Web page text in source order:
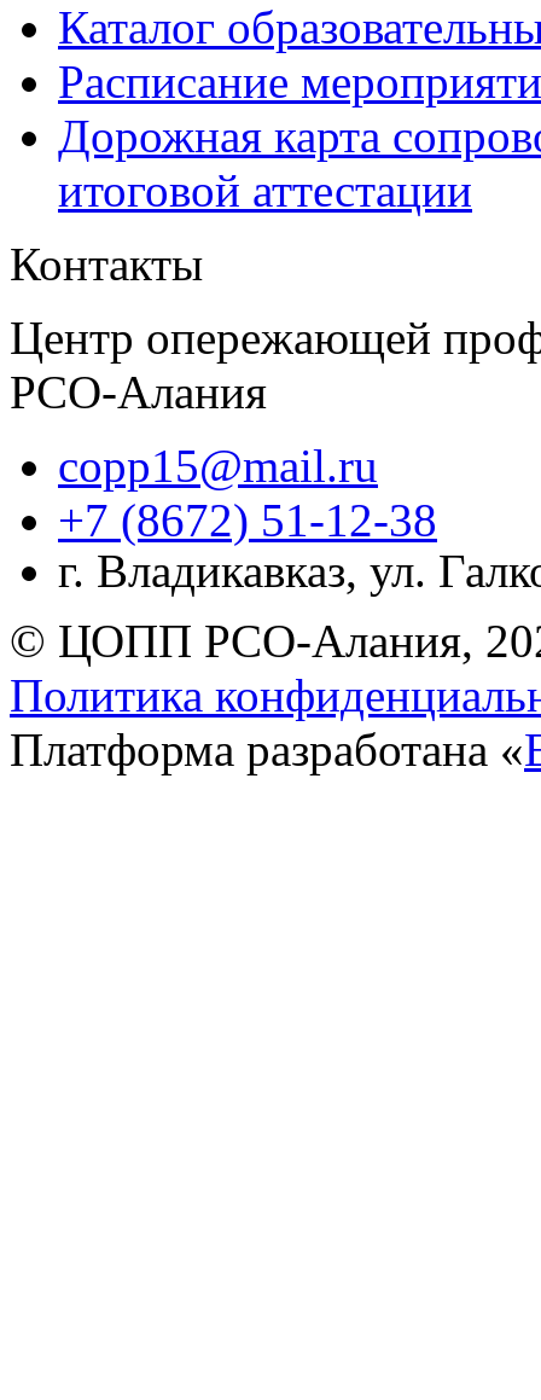
Каталог
Расписание
Дорожная карта
итоговой аттестации
Контакты
Центр опережающей
РСО-Алания
copp15@mail.ru
+7 (8672) 51-12-38
г. Владикавказ, ул.
© ЦОПП РСО-Алания,
Политика
Платформа разработана «